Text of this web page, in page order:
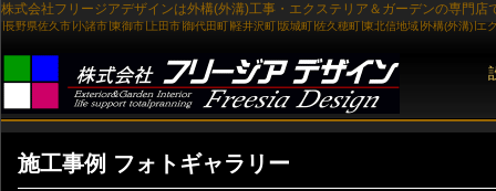
施工事例 フォトギャラリー